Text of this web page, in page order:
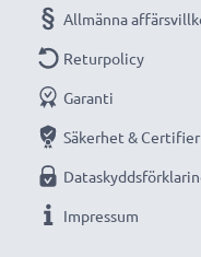
Allmänna
Returpolicy
Garanti
Säkerhet &
Impressum